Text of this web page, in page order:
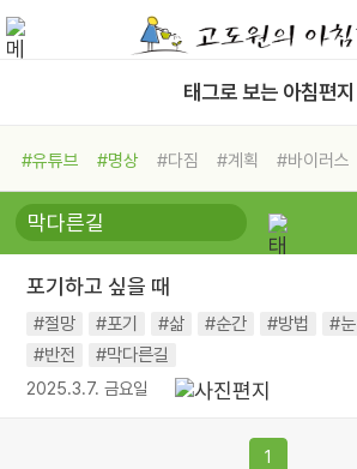
태그로 보는 아침편지
#유튜브 #명상 #다짐 #계획 #바이러스
#비전캠프
#독서캠프 #삶
#희망
#나눔 #친구 #링컨학교
#독서
#건강 #면역력
포기하고 싶을 때
#절망 #포기 #삶 #순간 #방법 #눈
#반전
#막다른길
2025.3.7. 금요일
1